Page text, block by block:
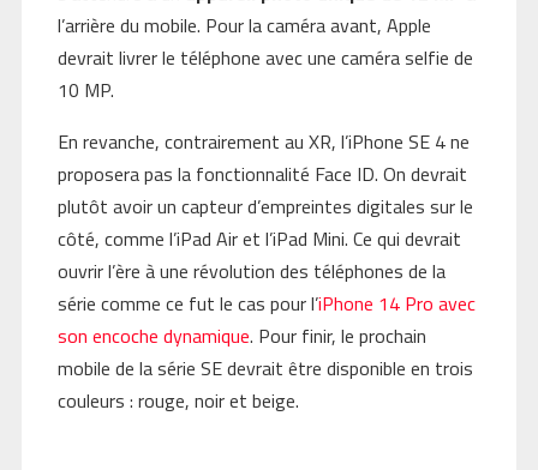
l’arrière du mobile. Pour la caméra avant, Apple
devrait livrer le téléphone avec une caméra selfie de
10 MP.
En revanche, contrairement au XR, l’iPhone SE 4 ne
proposera pas la fonctionnalité Face ID. On devrait
plutôt avoir un capteur d’empreintes digitales sur le
côté, comme l’iPad Air et l’iPad Mini. Ce qui devrait
ouvrir l’ère à une révolution des téléphones de la
série comme ce fut le cas pour l’iPhone 14 Pro avec
son encoche dynamique. Pour finir, le prochain
mobile de la série SE devrait être disponible en trois
couleurs : rouge, noir et beige.